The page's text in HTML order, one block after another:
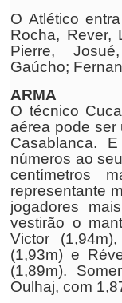
O Atlético
Rocha, Rever,
Pierre,
Gaúcho;
ARMA
O técnico
aérea pode ser
Casablanca.
números ao
centímetros
representante
jogadores
vestirão o
Victor
(1,93m) e
(1,89m).
Oulhaj, com